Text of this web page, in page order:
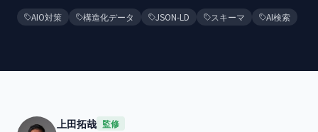
AIO対策 構造化データ JSON-LD スキーマ AI検索
上田拓哉 監修